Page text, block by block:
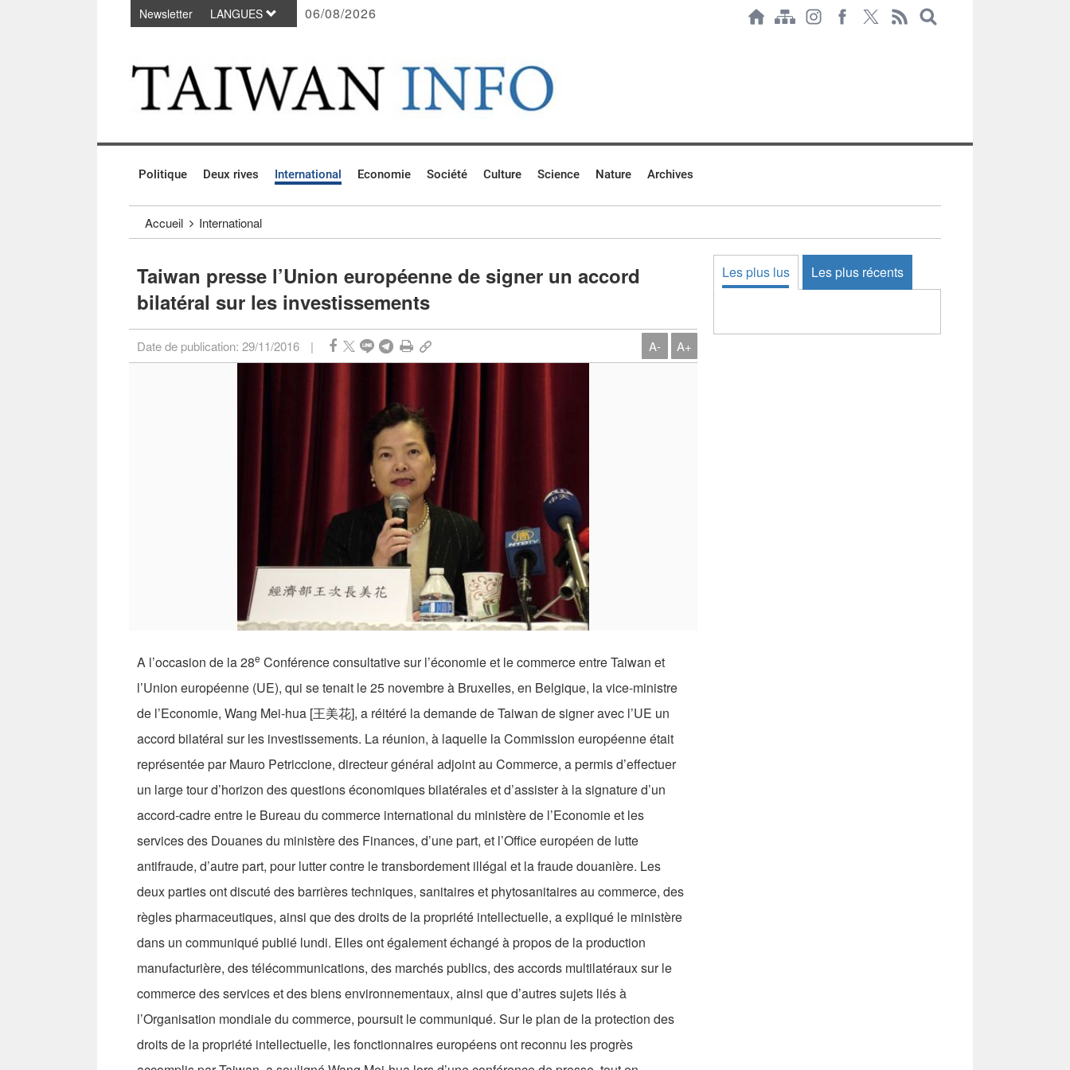
Passer au contenu principal
Newsletter LANGUES 06/08/2026
Politique Deux rives International Economie Société Culture Science Nature Archives
Accueil International
Taiwan presse l’Union européenne de signer un accord
bilatéral sur les investissements
Date de publication: 29/11/2016 | A- A+
A l’occasion de la 28e Conférence consultative sur l’économie et le commerce entre Taiwan et
l’Union européenne (UE), qui se tenait le 25 novembre à Bruxelles, en Belgique, la vice-ministre
de l’Economie, Wang Mei-hua [王美花], a réitéré la demande de Taiwan de signer avec l’UE un
accord bilatéral sur les investissements. La réunion, à laquelle la Commission européenne était
représentée par Mauro Petriccione, directeur général adjoint au Commerce, a permis d’effectuer
un large tour d’horizon des questions économiques bilatérales et d’assister à la signature d’un
accord-cadre entre le Bureau du commerce international du ministère de l’Economie et les
services des Douanes du ministère des Finances, d’une part, et l’Office européen de lutte
antifraude, d’autre part, pour lutter contre le transbordement illégal et la fraude douanière. Les
deux parties ont discuté des barrières techniques, sanitaires et phytosanitaires au commerce, des
règles pharmaceutiques, ainsi que des droits de la propriété intellectuelle, a expliqué le ministère
dans un communiqué publié lundi. Elles ont également échangé à propos de la production
manufacturière, des télécommunications, des marchés publics, des accords multilatéraux sur le
commerce des services et des biens environnementaux, ainsi que d’autres sujets liés à
l’Organisation mondiale du commerce, poursuit le communiqué. Sur le plan de la protection des
droits de la propriété intellectuelle, les fonctionnaires européens ont reconnu les progrès
Les plus lus Les plus récents